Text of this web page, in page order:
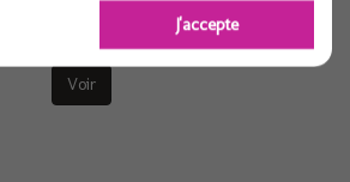
Voir
J'accepte